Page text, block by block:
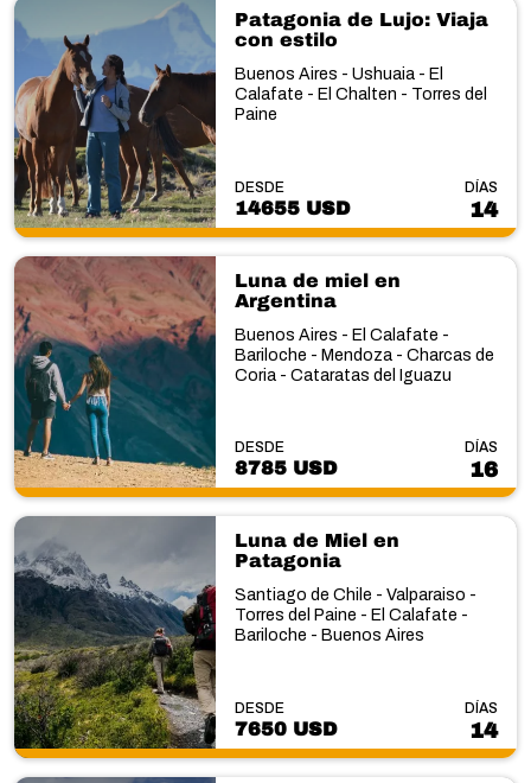
Patagonia de Lujo: Viaja
con estilo
Buenos Aires - Ushuaia - El
Calafate - El Chalten - Torres del
Paine
DESDE
14655 USD
DÍAS
14
Luna de miel en
Argentina
Buenos Aires - El Calafate -
Bariloche - Mendoza - Charcas de
Coria - Cataratas del Iguazu
DESDE
8785 USD
DÍAS
16
Luna de Miel en
Patagonia
Santiago de Chile - Valparaiso -
Torres del Paine - El Calafate -
Bariloche - Buenos Aires
DESDE
7650 USD
DÍAS
14